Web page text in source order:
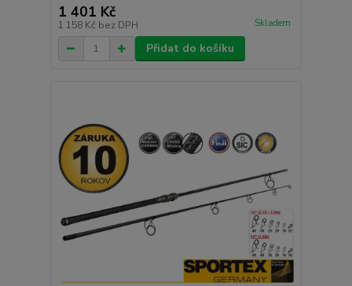
1 401 Kč
1 158 Kč bez DPH Skladem
Přidat do košíku